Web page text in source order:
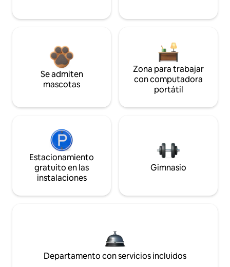
Se admiten
mascotas
Zona para trabajar
con computadora
portátil
Estacionamiento
gratuito en las
instalaciones
Gimnasio
Departamento con servicios incluidos